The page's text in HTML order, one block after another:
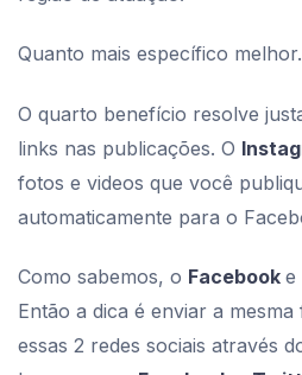
Quanto mais específico melhor.
O quarto benefício resolve
links nas publicações. O
fotos e videos que você
automaticamente para o
Como sabemos, o Facebook e
Então a dica é enviar a
essas 2 redes sociais através